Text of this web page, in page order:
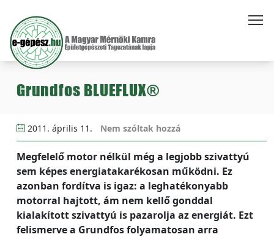
Grundfos BLUEFLUX®
2011. április 11. Nem szóltak hozzá
Megfelelő motor nélkül még a legjobb szivattyú
sem képes energiatakarékosan működni. Ez
azonban fordítva is igaz: a leghatékonyabb
motorral hajtott, ám nem kellő gonddal
kialakított szivattyú is pazarolja az energiát. Ezt
felismerve a Grundfos folyamatosan arra